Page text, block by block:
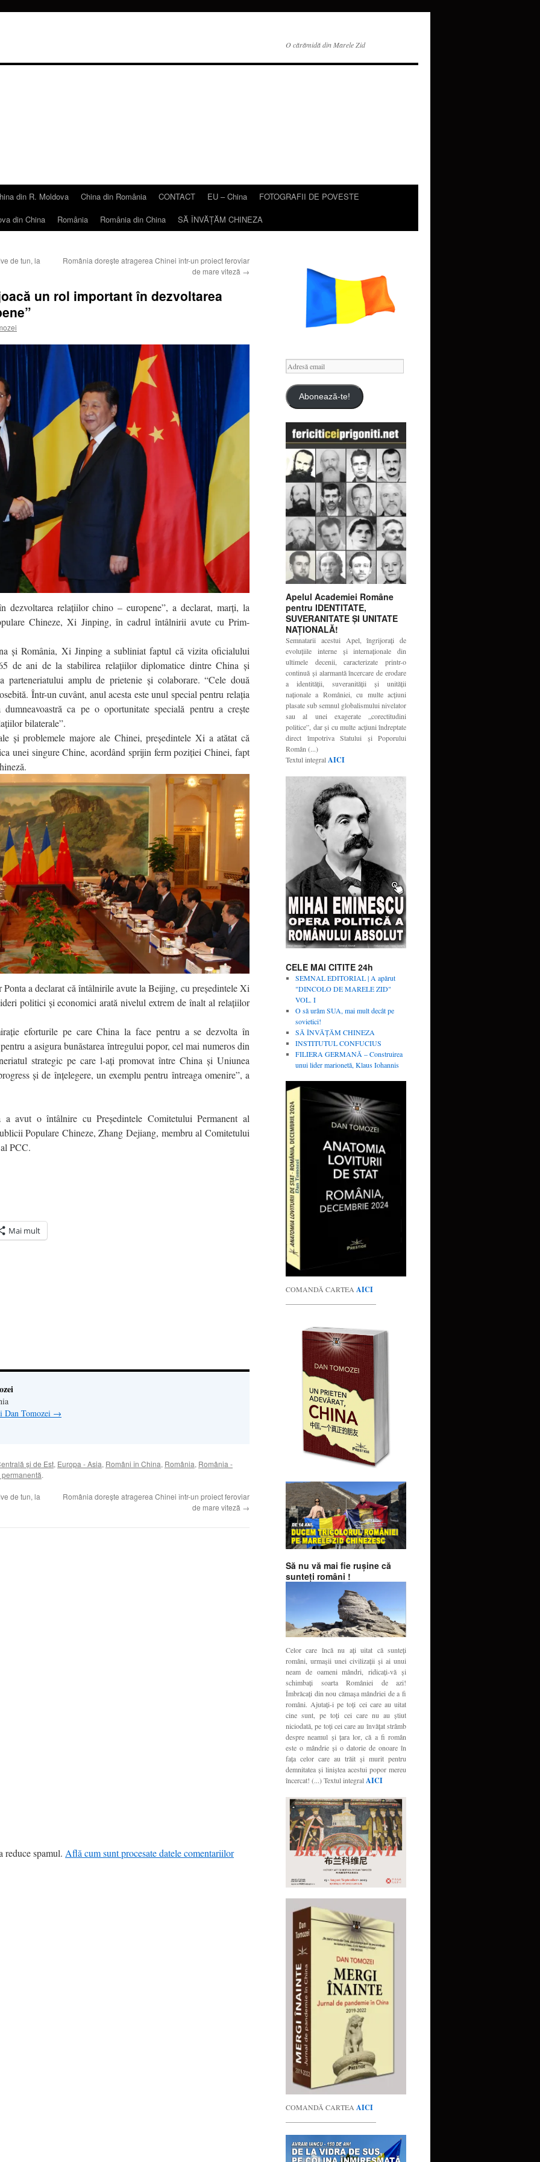
O cărămidă din Marele Zid
din R. Moldova China din România CONTACT EU – China
FOTOGRAFII DE POVESTE
din China România România din China SĂ ÎNVĂŢĂM CHINEZA
de tun, la
România doreşte atragerea Chinei într-un proiect feroviar
de mare viteză →
un rol important în dezvoltarea
dezvoltarea relaţiilor chino – europene”, a declarat, marţi, la
Chineze, Xi Jinping, în cadrul întâlnirii avute cu Prim-
şi România, Xi Jinping a subliniat faptul că vizita oficialului
de ani de la stabilirea relaţiilor diplomatice dintre China şi
amplu de prietenie şi colaborare. “Cele două
Într-un cuvânt, anul acesta este unul special pentru relaţia
ca pe o oportunitate specială pentru a creşte
bilaterale”.
şi problemele majore ale Chinei, preşedintele Xi a atătat că
unei singure Chine, acordând sprijin ferm poziţiei Chinei, fapt
a declarat că întâlnirile avute la Beijing, cu preşedintele Xi
politici şi economici arată nivelul extrem de înalt al relaţiilor
eforturile pe care China la face pentru a se dezvolta în
a asigura bunăstarea întregului popor, cel mai numeros din
strategic pe care l-aţi promovat între China şi Uniunea
şi de înţelegere, un exemplu pentru întreaga omenire”, a
avut o întâlnire cu Preşedintele Comitetului Permanent al
Populare Chineze, Zhang Dejiang, membru al Comitetului
PCC.
Mai mult
Dan Tomozei →
şi de Est, Europa - Asia, Români în China, România, România -
.
de tun, la
România doreşte atragerea Chinei într-un proiect feroviar
de mare viteză →
reduce spamul. Află cum sunt procesate datele comentariilor
Adresă
email
Abonează-te!
Apelul Academiei Române
pentru IDENTITATE,
SUVERANITATE ŞI UNITATE
NAŢIONALĂ!
Semnatarii acestui Apel, îngrijoraţi de
evoluţiile interne şi internaţionale din
ultimele decenii, caracterizate printr-o
continuă şi alarmantă încercare de erodare
a identităţii, suveranităţii şi unităţii
naţionale a României, cu multe acţiuni
plasate sub semnul globalismului nivelator
sau al unei exagerate „corectitudini
politice”, dar şi cu multe acţiuni îndreptate
direct împotriva Statului şi Poporului
Român (...)
Textul integralAICI
CELE MAI CITITE 24h
SEMNAL EDITORIAL | A apărut
"DINCOLO DE MARELE ZID"
VOL. I
O să urâm SUA, mai mult decât pe
sovietici!
SĂ ÎNVĂŢĂM CHINEZA
INSTITUTUL CONFUCIUS
FILIERA GERMANĂ – Construirea
unui lider marionetă, Klaus Iohannis
COMANDĂ CARTEA AICI
Să nu vă mai fie ruşine că
sunteţi români !
Celor care încă nu aţi uitat că sunteţi
români, urmaşii unei civilizaţii şi ai unui
neam de oameni mândri, ridicaţi-vă şi
schimbaţi soarta României de azi!
Îmbrăcaţi din nou cămaşa mândriei de a fi
români. Ajutaţi-i pe toţi cei care au uitat
cine sunt, pe toţi cei care nu au ştiut
niciodată, pe toţi cei care au învăţat strâmb
despre neamul şi ţara lor, că a fi român
este o mândrie şi o datorie de onoare în
faţa celor care au trăit şi murit pentru
demnitatea şi liniştea acestui popor mereu
încercat! (...) Textul integralAICI
COMANDĂ CARTEA AICI